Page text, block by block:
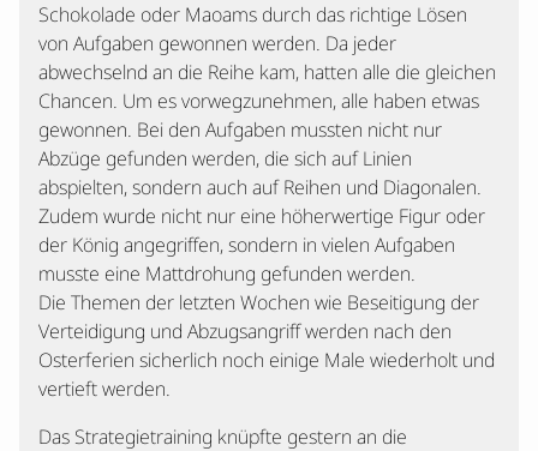
Schokolade oder Maoams durch das richtige Lösen
von Aufgaben gewonnen werden. Da jeder
abwechselnd an die Reihe kam, hatten alle die gleichen
Chancen. Um es vorwegzunehmen, alle haben etwas
gewonnen. Bei den Aufgaben mussten nicht nur
Abzüge gefunden werden, die sich auf Linien
abspielten, sondern auch auf Reihen und Diagonalen.
Zudem wurde nicht nur eine höherwertige Figur oder
der König angegriffen, sondern in vielen Aufgaben
musste eine Mattdrohung gefunden werden.
Die Themen der letzten Wochen wie Beseitigung der
Verteidigung und Abzugsangriff werden nach den
Osterferien sicherlich noch einige Male wiederholt und
vertieft werden.
Das Strategietraining knüpfte gestern an die